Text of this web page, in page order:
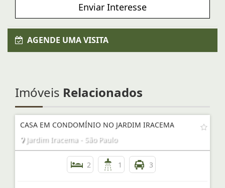
Enviar Interesse
AGENDE UMA VISITA
Imóveis Relacionados
CASA EM CONDOMÍNIO NO JARDIM IRACEMA
Jardim Iracema - São Paulo
2 1 3